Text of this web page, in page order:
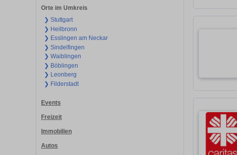
Orte im Umkreis
❯ Stuttgart
❯ Heilbronn
❯ Esslingen am Neckar
❯ Sindelfingen
❯ Waiblingen
❯ Böblingen
❯ Leonberg
❯ Filderstadt
Events
Freizeit
Immobilien
Autos